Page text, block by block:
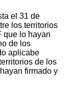
el 31 de
los territorios
que lo hayan
de los
aplicabe
de los
firmado y